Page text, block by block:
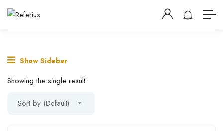
Show Sidebar
Showing the single result
Sort by (Default)